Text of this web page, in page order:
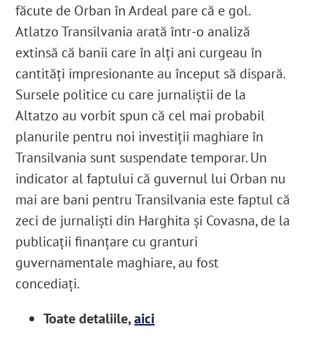
făcute de Orban în Ardeal pare că e gol.
Atlatzo Transilvania arată într-o analiză
extinsă că banii care în alți ani curgeau în
cantități impresionante au început să dispară.
Sursele politice cu care jurnaliștii de la
Altatzo au vorbit spun că cel mai probabil
planurile pentru noi investiții maghiare în
Transilvania sunt suspendate temporar. Un
indicator al faptului că guvernul lui Orban nu
mai are bani pentru Transilvania este faptul că
zeci de jurnaliști din Harghita și Covasna, de la
publicații finanțare cu granturi
guvernamentale maghiare, au fost
concediați.
Toate detaliile,aici